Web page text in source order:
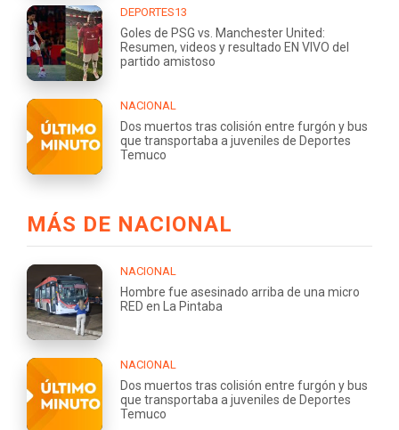
DEPORTES13
Goles de PSG vs. Manchester United:
Resumen, videos y resultado EN VIVO del
partido amistoso
NACIONAL
Dos muertos tras colisión entre furgón y bus
que transportaba a juveniles de Deportes
Temuco
MÁS DE NACIONAL
NACIONAL
Hombre fue asesinado arriba de una micro
RED en La Pintaba
NACIONAL
Dos muertos tras colisión entre furgón y bus
que transportaba a juveniles de Deportes
Temuco